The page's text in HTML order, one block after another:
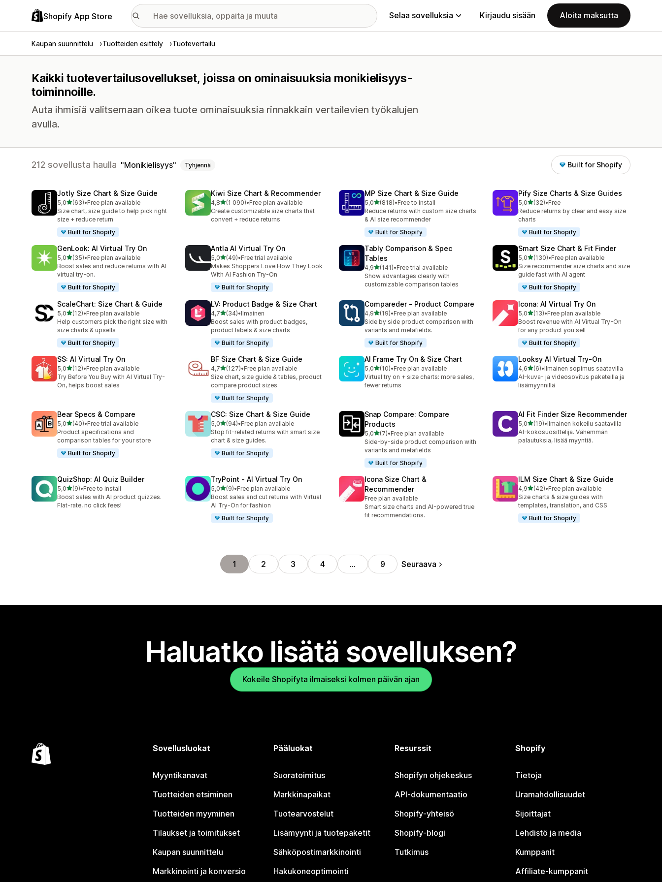
Shopify App Store Selaa sovelluksia Kirjaudu sisään Aloita maksutta
Kaupan suunnittelu Tuotteiden esittely Tuotevertailu
Kaikki tuotevertailusovellukset, joissa on ominaisuuksia monikielisyys-
toiminnoille.
Auta ihmisiä valitsemaan oikea tuote ominaisuuksia rinnakkain vertailevien työkalujen
avulla.
212 sovellusta haulla Monikielisyys Tyhjennä Built for Shopify
Jotly Size Chart & Size Guide
5,0/ 5 tähteä
(63)
63 arvostelua yhteensä
•Free plan available
Size chart, size guide to help pick right
size + reduce return
Built for Shopify
Kiwi Size Chart & Recommender
4,8/ 5 tähteä
(1 090)
1090 arvostelua yhteensä
•Free plan available
Create customizable size charts that
convert + reduce returns
MP Size Chart & Size Guide
5,0/ 5 tähteä
(818)
818 arvostelua yhteensä
•Free to install
Reduce returns with custom size charts
& AI size recommender
Built for Shopify
Pify Size Charts & Size Guides
5,0/ 5 tähteä
(32)
32 arvostelua yhteensä
•Free
Reduce returns by clear and easy size
charts
Built for Shopify
GenLook: AI Virtual Try On
5,0/ 5 tähteä
(35)
35 arvostelua yhteensä
•Free plan available
Boost sales and reduce returns with AI
virtual try-on.
Built for Shopify
Antla AI Virtual Try On
5,0/ 5 tähteä
(49)
49 arvostelua yhteensä
•Free trial available
Makes Shoppers Love How They Look
With AI Fashion Try-On
Built for Shopify
Tably Comparison & Spec
Tables
4,9/ 5 tähteä
(141)
141 arvostelua yhteensä
•Free trial available
Show advantages clearly with
customizable comparison tables
Smart Size Chart & Fit Finder
5,0/ 5 tähteä
(130)
130 arvostelua yhteensä
•Free plan available
Size recommender size charts and size
guide fast with AI agent
Built for Shopify
ScaleChart: Size Chart & Guide
5,0/ 5 tähteä
(12)
12 arvostelua yhteensä
•Free plan available
Help customers pick the right size with
size charts & upsells
Built for Shopify
LV: Product Badge & Size Chart
4,7/ 5 tähteä
(34)
34 arvostelua yhteensä
•Ilmainen
Boost sales with product badges,
product labels & size charts
Built for Shopify
Compareder ‑ Product Compare
4,9/ 5 tähteä
(19)
19 arvostelua yhteensä
•Free plan available
Side by side product comparison with
variants and metafields.
Built for Shopify
Icona: AI Virtual Try On
5,0/ 5 tähteä
(13)
13 arvostelua yhteensä
•Free plan available
Boost revenue with AI Virtual Try-On
for any product you sell
Built for Shopify
SS: AI Virtual Try On
5,0/ 5 tähteä
(12)
12 arvostelua yhteensä
•Free plan available
Try Before You Buy with AI Virtual Try-
On, helps boost sales
BF Size Chart & Size Guide
4,7/ 5 tähteä
(127)
127 arvostelua yhteensä
•Free plan available
Size chart, size guide & tables, product
compare product sizes
Built for Shopify
AI Frame Try On & Size Chart
5,0/ 5 tähteä
(10)
10 arvostelua yhteensä
•Free plan available
Virtual try on + size charts: more sales,
fewer returns
Looksy AI Virtual Try‑On
4,6/ 5 tähteä
(6)
6 arvostelua yhteensä
•Ilmainen sopimus saatavilla
AI-kuva- ja videosovitus paketeilla ja
lisämyynnillä
Bear Specs & Compare
5,0/ 5 tähteä
(40)
40 arvostelua yhteensä
•Free trial available
Product specifications and
comparison tables for your store
Built for Shopify
CSC: Size Chart & Size Guide
5,0/ 5 tähteä
(94)
94 arvostelua yhteensä
•Free plan available
Stop fit-related returns with smart size
chart & size guides.
Built for Shopify
Snap Compare: Compare
Products
5,0/ 5 tähteä
(7)
7 arvostelua yhteensä
•Free plan available
Side-by-side product comparison with
variants and metafields
Built for Shopify
AI Fit Finder Size Recommender
5,0/ 5 tähteä
(19)
19 arvostelua yhteensä
•Ilmainen kokeilu saatavilla
AI-kokosuosittelija. Vähemmän
palautuksia, lisää myyntiä.
QuizShop: AI Quiz Builder
5,0/ 5 tähteä
(9)
9 arvostelua yhteensä
•Free to install
Boost sales with AI product quizzes.
Flat-rate, no click fees!
TryPoint ‑ AI Virtual Try On
5,0/ 5 tähteä
(9)
9 arvostelua yhteensä
•Free plan available
Boost sales and cut returns with Virtual
AI Try-On for fashion
Built for Shopify
Icona Size Chart &
Recommender
Free plan available
Smart size charts and AI-powered true
fit recommendations.
ILM Size Chart & Size Guide
4,9/ 5 tähteä
(42)
42 arvostelua yhteensä
•Free plan available
Size charts & size guides with
templates, translation, and CSS
Built for Shopify
1 2 3 4 … 9 Seuraava
Haluatko lisätä sovelluksen?
Kokeile Shopifyta ilmaiseksi kolmen päivän ajan
Sovellusluokat
Myyntikanavat
Tuotteiden etsiminen
Tuotteiden myyminen
Tilaukset ja toimitukset
Kaupan suunnittelu
Markkinointi ja konversio
Pääluokat
Suoratoimitus
Markkinapaikat
Tuotearvostelut
Lisämyynti ja tuotepaketit
Sähköpostimarkkinointi
Hakukoneoptimointi
Resurssit
Shopifyn ohjekeskus
API-dokumentaatio
Shopify-yhteisö
Shopify-blogi
Tutkimus
Shopify
Tietoja
Uramahdollisuudet
Sijoittajat
Lehdistö ja media
Kumppanit
Affiliate-kumppanit